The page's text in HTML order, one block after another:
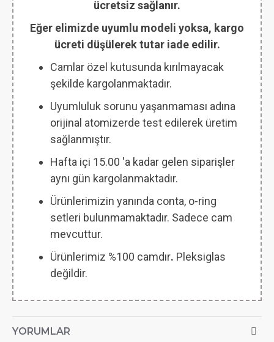
ücretsiz sağlanır.
Eğer elimizde uyumlu modeli yoksa, kargo
ücreti düşülerek tutar iade edilir.
Camlar özel kutusunda kırılmayacak
şekilde kargolanmaktadır.
Uyumluluk sorunu yaşanmaması adına
orijinal atomizerde test edilerek üretim
sağlanmıştır.
Hafta içi 15.00 'a kadar gelen siparişler
aynı gün kargolanmaktadır.
Ürünlerimizin yanında conta, o-ring
setleri bulunmamaktadır. Sadece cam
mevcuttur.
Ürünlerimiz %100 camdır. Pleksiglas
değildir.
YORUMLAR